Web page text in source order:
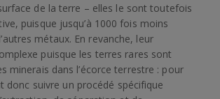
de la terre – elles le sont toutefois
puisque jusqu’à 1000 fois moins
métaux. En revanche, leur
puisque les terres rares sont
minerais dans l’écorce terrestre : pour
donc suivre un procédé spécifique